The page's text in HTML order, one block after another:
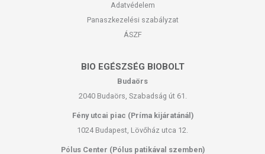
Adatvédelem
Panaszkezelési szabályzat
ÁSZF
BIO EGÉSZSÉG BIOBOLT
Budaörs
2040 Budaörs, Szabadság út 61.
Fény utcai piac (Príma kijáratánál)
1024 Budapest, Lövőház utca 12.
Pólus Center (Pólus patikával szemben)